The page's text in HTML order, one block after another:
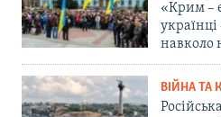
«Крим –
навколо
ВІЙНА ТА